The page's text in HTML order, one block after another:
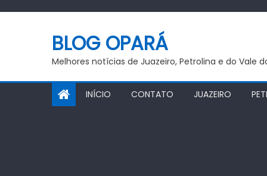
BLOG OPARÁ
Melhores notícias de Juazeiro, Petrolina e do Vale
INÍCIO CONTATO JUAZEIRO